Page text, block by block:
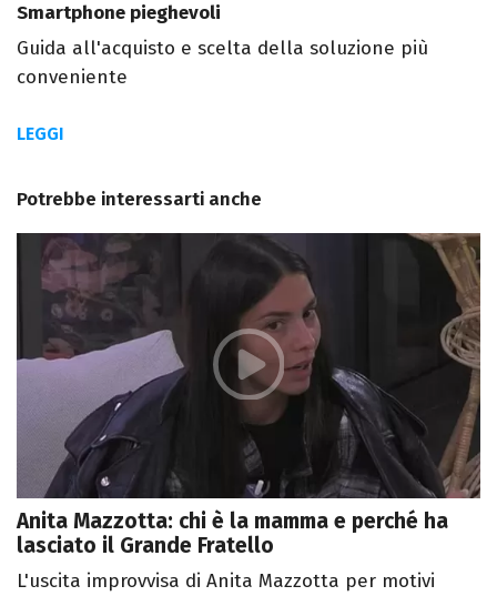
Smartphone pieghevoli
Guida all'acquisto e scelta della soluzione più
conveniente
LEGGI
Potrebbe interessarti anche
Anita Mazzotta: chi è la mamma e perché ha
lasciato il Grande Fratello
L'uscita improvvisa di Anita Mazzotta per motivi